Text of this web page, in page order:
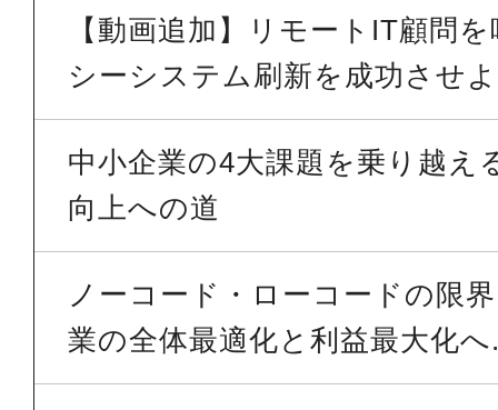
【動画追加】リモートIT顧問
シーシステム刷新を成功させ
中小企業の4大課題を乗り越え
向上への道
ノーコード・ローコードの限
業の全体最適化と利益最大化